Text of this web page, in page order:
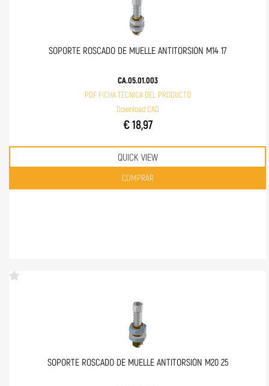
SOPORTE ROSCADO DE MUELLE ANTITORSIÓN M14 17
CA.05.01.003
PDF FICHA TÉCNICA DEL PRODUCTO
Download CAD
€ 18,97
QUICK VIEW
Quantità
COMPRAR
SOPORTE ROSCADO DE MUELLE ANTITORSIÓN M20 25